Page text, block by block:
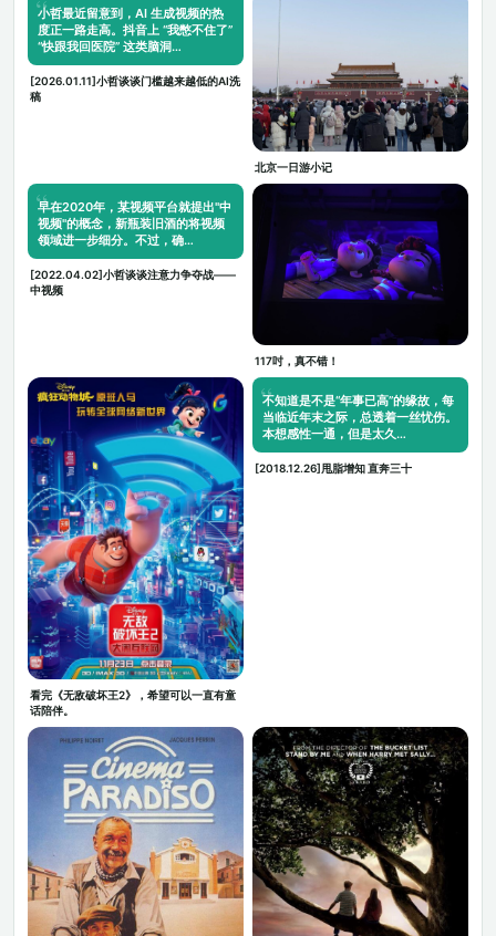
小哲最近留意到，AI 生成视频的热
度正一路走高。抖音上 “我憋不住了”
“快跟我回医院” 这类脑洞…
[2026.01.11]小哲谈谈门槛越来越低的AI洗
稿
北京一日游小记
早在2020年，某视频平台就提出"中
视频"的概念，新瓶装旧酒的将视频
领域进一步细分。不过，确…
[2022.04.02]小哲谈谈注意力争夺战——
中视频
117吋，真不错！
看完《无敌破坏王2》，希望可以一直有童
话陪伴。
不知道是不是“年事已高”的缘故，每
当临近年末之际，总透着一丝忧伤。
本想感性一通，但是太久…
[2018.12.26]甩脂增知 直奔三十